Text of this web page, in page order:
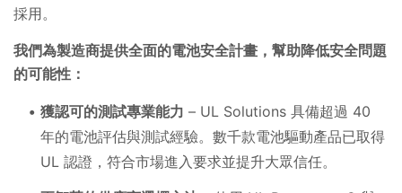
採用。
我們為製造商提供全面的電池安全計畫，幫助降低安全問題
的可能性：
獲認可的測試專業能力 – UL Solutions 具備超過 40
年的電池評估與測試經驗。數千款電池驅動產品已取得
UL 認證，符合市場進入要求並提升大眾信任。